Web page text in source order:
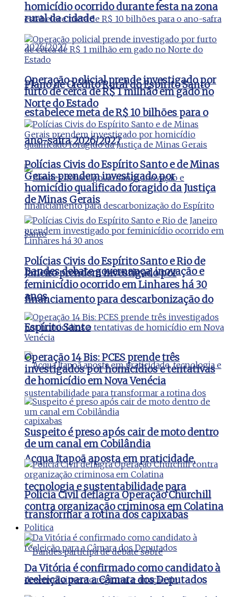
Plano de Crédito Rural do Espírito Santo
estabelece meta de R$ 10 bilhões para o
ano-safra 2026/2027
Bandes debate governança, inovação e
financiamento para descarbonização do
Espírito Santo
Acqua Itapoã aposta em praticidade,
tecnologia e sustentabilidade para
transformar a rotina dos capixabas
homicídio ocorrido durante festa na zona
rural da cidade
Operação policial prende investigado por
furto de cerca de R$ 1 milhão em gado no
Norte do Estado
Polícias Civis do Espírito Santo e de Minas
Gerais prendem investigado por
homicídio qualificado foragido da Justiça
de Minas Gerais
Polícias Civis do Espírito Santo e Rio de
Janeiro prendem investigado por
feminicídio ocorrido em Linhares há 30
anos
Operação 14 Bis: PCES prende três
investigados por homicídios e tentativas
de homicídio em Nova Venécia
Suspeito é preso após cair de moto dentro
de um canal em Cobilândia
Polícia Civil deflagra Operação Churchill
contra organização criminosa em Colatina
Politica
Da Vitória é confirmado como candidato à
reeleição para a Câmara dos Deputados